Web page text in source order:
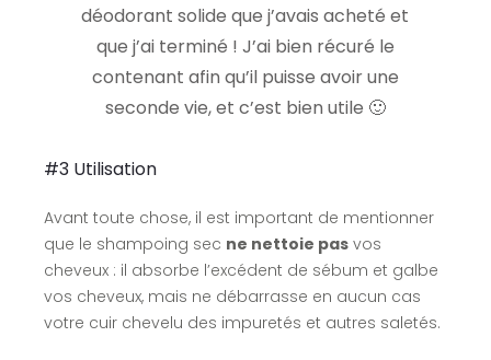
déodorant solide que j’avais acheté et
que j’ai terminé ! J’ai bien récuré le
contenant afin qu’il puisse avoir une
seconde vie, et c’est bien utile 🙂
#3 Utilisation
Avant toute chose, il est important de mentionner
que le shampoing sec ne nettoie pasvos
cheveux : il absorbe l’excédent de sébum et galbe
vos cheveux, mais ne débarrasse en aucun cas
votre cuir chevelu des impuretés et autres saletés.